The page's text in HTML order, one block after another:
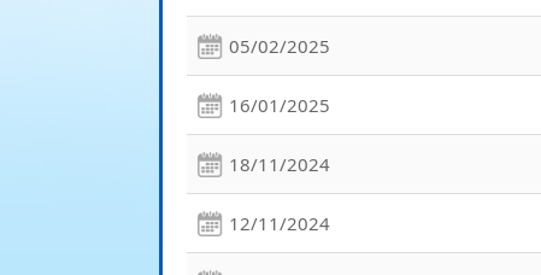
05/02/2025
16/01/2025
18/11/2024
12/11/2024